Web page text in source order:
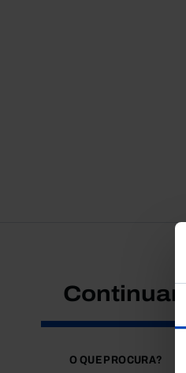
Continuar
O QUE PROCURA?